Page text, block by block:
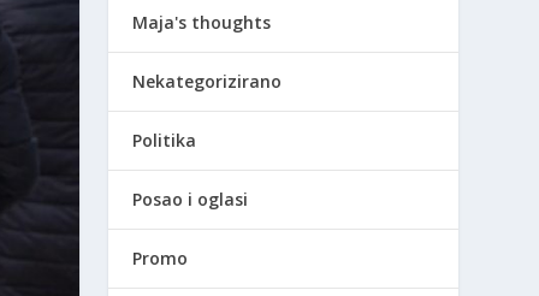
Maja's thoughts
Nekategorizirano
Politika
Posao i oglasi
Promo